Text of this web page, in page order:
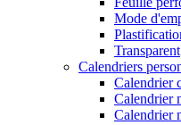
Mode
Transparent
Calendriers
Calendrier
Calendrier
Calendrier